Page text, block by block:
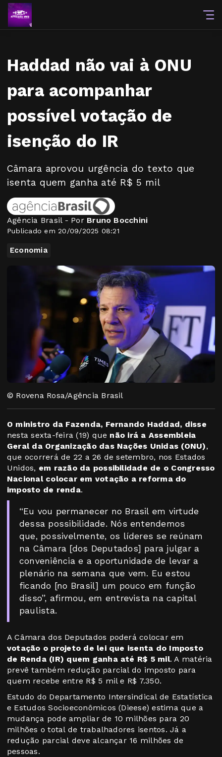
Haddad não vai à ONU
para acompanhar
possível votação de
isenção do IR
Câmara aprovou urgência do texto que
isenta quem ganha até R$ 5 mil
Agência Brasil - Por Bruno Bocchini
Publicado em 20/09/2025 08:21
Economia
© Rovena Rosa/Agência Brasil
O ministro da Fazenda, Fernando Haddad, disse
nesta sexta-feira (19) que não irá a Assembleia
Geral da Organização das Nações Unidas (ONU),
que ocorrerá de 22 a 26 de setembro, nos Estados
Unidos, em razão da possibilidade de o Congresso
Nacional colocar em votação a reforma do
imposto de renda.
“Eu vou permanecer no Brasil em virtude
dessa possibilidade. Nós entendemos
que, possivelmente, os líderes se reúnam
na Câmara [dos Deputados] para julgar a
conveniência e a oportunidade de levar a
plenário na semana que vem. Eu estou
ficando [no Brasil] um pouco em função
disso”, afirmou, em entrevista na capital
paulista.
A Câmara dos Deputados poderá colocar em
votação o projeto de lei que isenta do Imposto
de Renda (IR) quem ganha até R$ 5 mil. A matéria
prevê também redução parcial do imposto para
quem recebe entre R$ 5 mil e R$ 7.350.
Estudo do Departamento Intersindical de Estatística
e Estudos Socioeconômicos (Dieese) estima que a
mudança pode ampliar de 10 milhões para 20
milhões o total de trabalhadores isentos. Já a
redução parcial deve alcançar 16 milhões de
pessoas.